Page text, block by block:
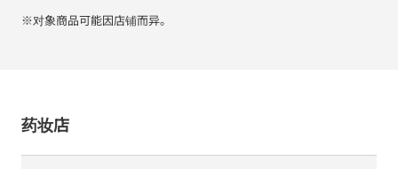
※对象商品可能因店铺而异。
药妆店